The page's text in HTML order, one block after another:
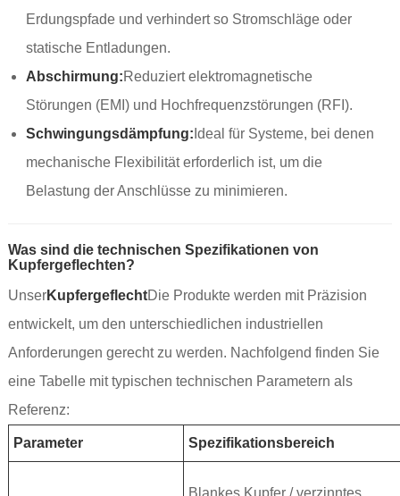
Erdungspfade und verhindert so Stromschläge oder
statische Entladungen.
Abschirmung:Reduziert elektromagnetische
Störungen (EMI) und Hochfrequenzstörungen (RFI).
Schwingungsdämpfung: Ideal für Systeme, bei denen
mechanische Flexibilität erforderlich ist, um die
Belastung der Anschlüsse zu minimieren.
Was sind die technischen Spezifikationen von
Kupfergeflechten?
UnserKupfergeflechtDie Produkte werden mit Präzision
entwickelt, um den unterschiedlichen industriellen
Anforderungen gerecht zu werden. Nachfolgend finden Sie
eine Tabelle mit typischen technischen Parametern als
Referenz:
Parameter Spezifikationsbereich